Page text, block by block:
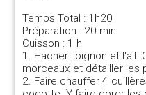
Temps Total : 1h20
Préparation : 20 min
Cuisson : 1 h
1. Hacher l'oignon et l'ail.
morceaux et détailler les
2. Faire chauffer 4